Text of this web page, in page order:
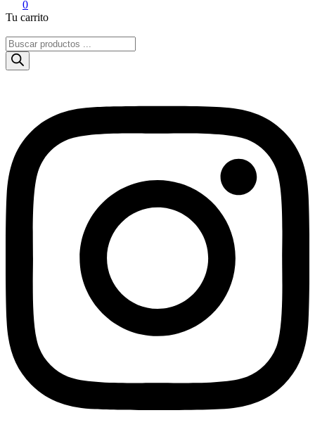
0
Tu carrito
Búsqueda
de
productos